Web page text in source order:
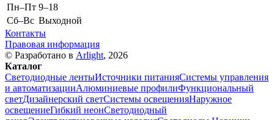
Пн–Пт 9–18
Cб–Вс Выходной
Контакты
Правовая информация
© Разработано в Arlight, 2026
Каталог
Светодиодные лентыИсточники питанияСистемы управления
и автоматизацииАлюминиевые профилиФункциональный
светДизайнерский светСистемы освещенияНаружное
освещениеГибкий неонСветодиодный